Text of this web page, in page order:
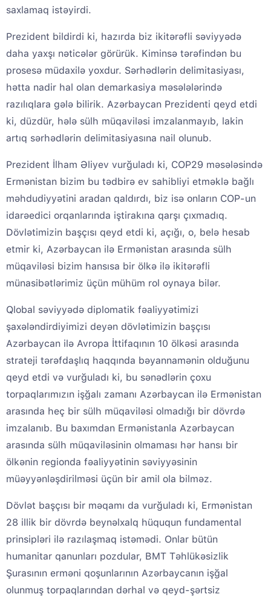
saxlamaq istəyirdi.
Prezident bildirdi ki, hazırda biz ikitərəfli səviyyədə
daha yaxşı nəticələr görürük. Kiminsə tərəfindən bu
prosesə müdaxilə yoxdur. Sərhədlərin delimitasiyası,
hətta nadir hal olan demarkasiya məsələlərində
razılıqlara gələ bilirik. Azərbaycan Prezidenti qeyd etdi
ki, düzdür, hələ sülh müqaviləsi imzalanmayıb, lakin
artıq sərhədlərin delimitasiyasına nail olunub.
Prezident İlham Əliyev vurğuladı ki, COP29 məsələsində
Ermənistan bizim bu tədbirə ev sahibliyi etməklə bağlı
məhdudiyyətini aradan qaldırdı, biz isə onların COP-un
idarəedici orqanlarında iştirakına qarşı çıxmadıq.
Dövlətimizin başçısı qeyd etdi ki, açığı, o, belə hesab
etmir ki, Azərbaycan ilə Ermənistan arasında sülh
müqaviləsi bizim hansısa bir ölkə ilə ikitərəfli
münasibətlərimiz üçün mühüm rol oynaya bilər.
Qlobal səviyyədə diplomatik fəaliyyətimizi
şaxələndirdiyimizi deyən dövlətimizin başçısı
Azərbaycan ilə Avropa İttifaqının 10 ölkəsi arasında
strateji tərəfdaşlıq haqqında bəyannamənin olduğunu
qeyd etdi və vurğuladı ki, bu sənədlərin çoxu
torpaqlarımızın işğalı zamanı Azərbaycan ilə Ermənistan
arasında heç bir sülh müqaviləsi olmadığı bir dövrdə
imzalanıb. Bu baxımdan Ermənistanla Azərbaycan
arasında sülh müqaviləsinin olmaması hər hansı bir
ölkənin regionda fəaliyyətinin səviyyəsinin
müəyyənləşdirilməsi üçün bir amil ola bilməz.
Dövlət başçısı bir məqamı da vurğuladı ki, Ermənistan
28 illik bir dövrdə beynəlxalq hüququn fundamental
prinsipləri ilə razılaşmaq istəmədi. Onlar bütün
humanitar qanunları pozdular, BMT Təhlükəsizlik
Şurasının erməni qoşunlarının Azərbaycanın işğal
olunmuş torpaqlarından dərhal və qeyd-şərtsiz